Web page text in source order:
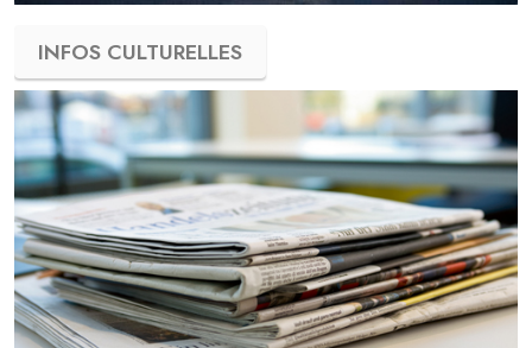
INFOS CULTURELLES